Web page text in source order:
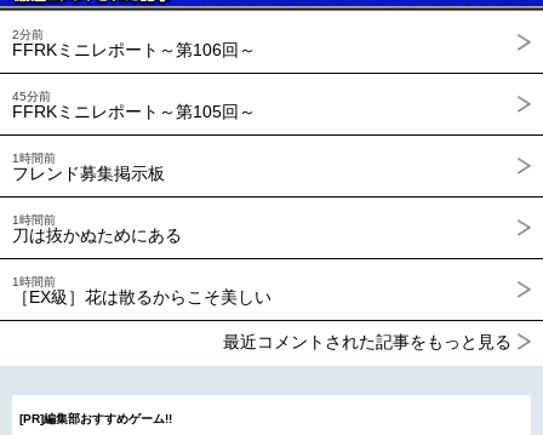
2分前
FFRKミニレポート～第106回～
45分前
FFRKミニレポート～第105回～
1時間前
フレンド募集掲示板
1時間前
刀は抜かぬためにある
1時間前
［EX級］花は散るからこそ美しい
最近コメントされた記事をもっと見る
[PR]編集部おすすめゲーム!!